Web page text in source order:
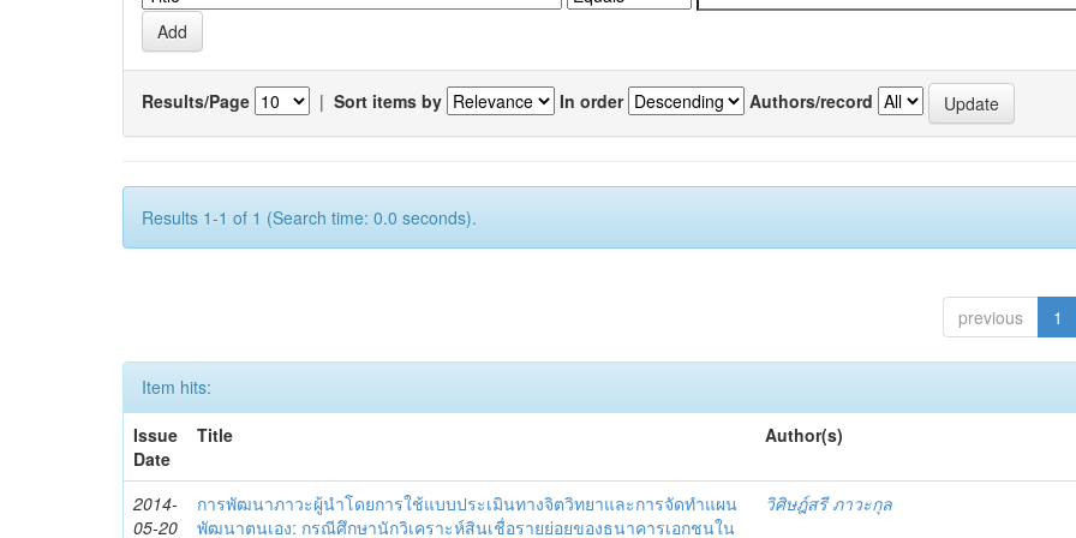
Results/Page | Sort items by In order Authors/record
Results 1-1 of 1 (Search time: 0.0 seconds).
previous 1
Item hits:
Issue
Date
Title Author(s)
2014-
05-20
การพัฒนาภาวะผู้นำโดยการใช้แบบประเมินทางจิตวิทยาและการจัดทำแผน
พัฒนาตนเอง: กรณีศึกษานักวิเคราะห์สินเชื่อรายย่อยของธนาคารเอกชนใน
วิศิษฎ์สรี ภาวะกุล